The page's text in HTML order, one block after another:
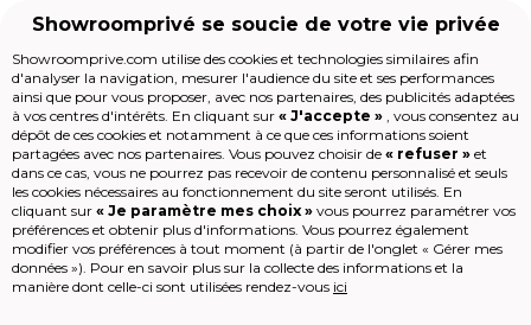
Accueil
Les jours de la Maison
Mode
Voyages
Enfant
Beauté
Sport
Voyages All inclusive / tout compris All inclusive / tout compris
Séjour tout compris
Barcelone
Barcelone attire les voyageurs avec ses
300 jours de soleil par an. Les
formules all inclusive démarrent entre
420 € et 1200 € la semaine, avec clubs
Showroomprivé se soucie de votre vie privée
Showroomprive.com utilise des cookies et technologies similaires afin
d'analyser la navigation, mesurer l'audience du site et ses performances
ainsi que pour vous proposer, avec nos partenaires, des publicités adaptées
à vos centres d'intérêts. En cliquant sur « J'accepte » , vous consentez au
dépôt de ces cookies et notamment à ce que ces informations soient
partagées avec nos partenaires. Vous pouvez choisir de « refuser » et
dans ce cas, vous ne pourrez pas recevoir de contenu personnalisé et seuls
les cookies nécessaires au fonctionnement du site seront utilisés. En
cliquant sur « Je paramètre mes choix » vous pourrez paramétrer vos
préférences et obtenir plus d'informations. Vous pourrez également
modifier vos préférences à tout moment (à partir de l'onglet « Gérer mes
données »). Pour en savoir plus sur la collecte des informations et la
manière dont celle-ci sont utilisées rendez-vous ici